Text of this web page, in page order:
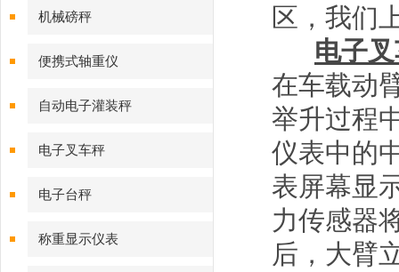
机械磅秤
便携式轴重仪
自动电子灌装秤
电子叉车秤
电子台秤
称重显示仪表
区，我们
电子
在车载动
举升过程
仪表中的
表屏幕显
力传感器
后，大臂